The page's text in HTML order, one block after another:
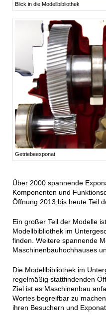
Blick in die Modellbibliothek
Getriebeexponat
Über 2000 spannende
Komponenten und
Öffnung 2013 bis heute Teil
Ein großer Teil der Modelle
Modellbibliothek im
finden. Weitere spannende
Maschinenbauhochhauses
Die Modellbibliothek im
regelmäßig stattfindenden
Ziel ist es Maschinenbau
Wortes begreifbar zu
ihren Besuchern und